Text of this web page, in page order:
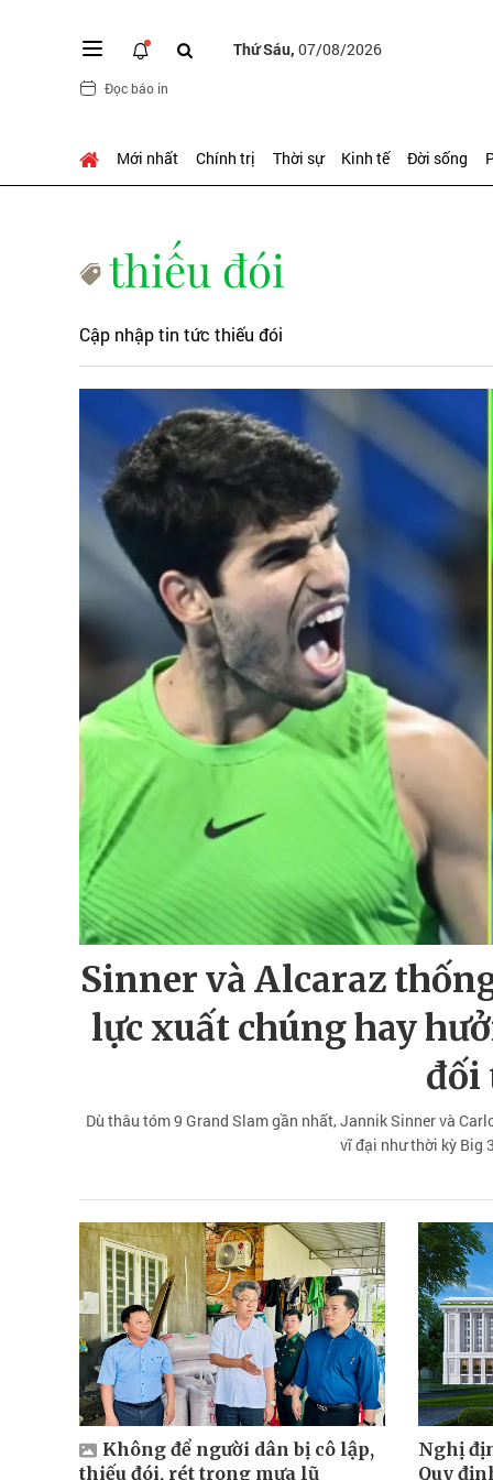
Thứ Sáu, 07/08/2026
Đọc báo in
Mới nhất Chính trị Thời sự Kinh tế Đời sống
thiếu đói
Cập nhập tin tức thiếu đói
Sinner và Alcaraz
lực xuất chúng hay
đối
Dù thâu tóm 9 Grand Slam gần nhất, Jannik Sinner và
vĩ đại như thời kỳ Big
Không để người dân bị cô lập,
thiếu đói, rét trong mưa lũ
Nghị
Quy